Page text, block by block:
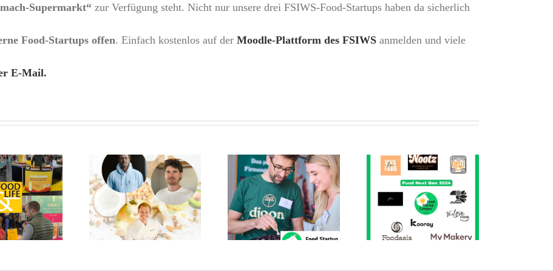
Supermarkt“ zur Verfügung steht. Nicht nur unsere drei FSIWS-Food-Startups haben da sicherlich
Food-Startups offen. Einfach kostenlos auf der Moodle-Plattform des FSIWS anmelden und viele
E-Mail.